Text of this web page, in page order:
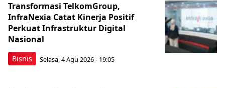
Bisnis
Transformasi TelkomGroup,
InfraNexia Catat Kinerja Positif
Perkuat Infrastruktur Digital
Nasional
Selasa, 4 Agu 2026 - 19:05